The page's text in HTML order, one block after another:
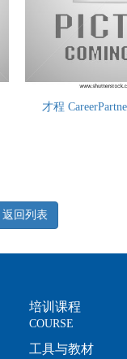
才程
返回列表
培训课程
COURSE
工具与教材